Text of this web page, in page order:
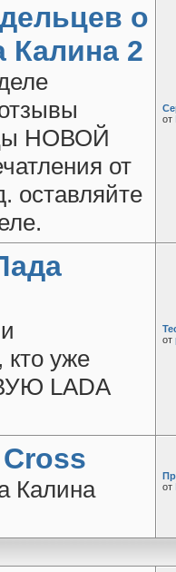
о
2
НОВОЙ
от
оставляйте
от
кто уже
LADA
от
Калина
от